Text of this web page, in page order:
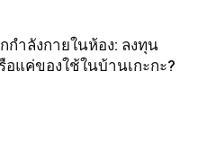
ำลังกายในห้อง: ลงทุน
อแค่ของใช้ในบ้านเกะกะ?